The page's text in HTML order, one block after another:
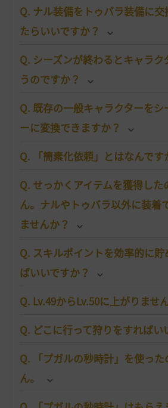
Q. ナル装備をトゥバラ装備に
たらいいですか？
Q. シーズンが終わるとキャラク
うのですか？
Q. 既存の一般キャラクターをシ
ーに変換できますか？
Q. 「簡素化依頼」とはなんです
Q. せっかくアイテムを獲得した
ん。ナルやトゥバラ以外に装着
ませんか？
Q. スキルポイントを効率的に
ばいいですか？
Q. Lv.49からLv.50に上がりませ
Q. どこに行って狩りをすればい
Q. 「プガルの秒時計」を使っ
ん。